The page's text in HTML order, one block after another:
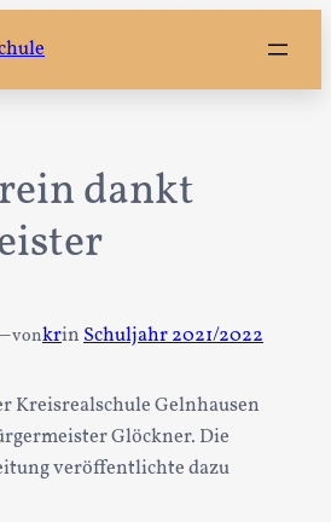
dankt
vonkrin Schuljahr 2021/2022
Kreisrealschule Gelnhausen
Glöckner. Die
veröffentlichte dazu